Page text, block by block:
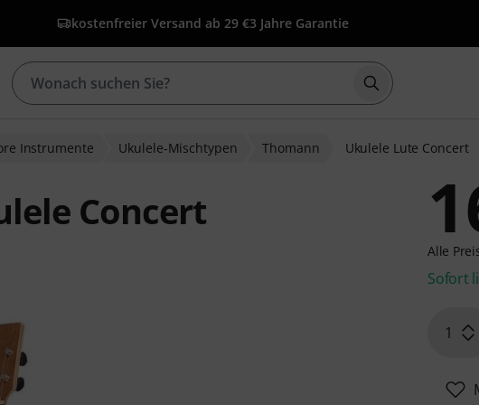
kostenfreier Versand ab 29 €3 Jahre Garantie
Suche mit
Instrumente Ukulele-Mischtypen Thomann Ukulele Lute Concert
Concert
Alle
Sofort
1